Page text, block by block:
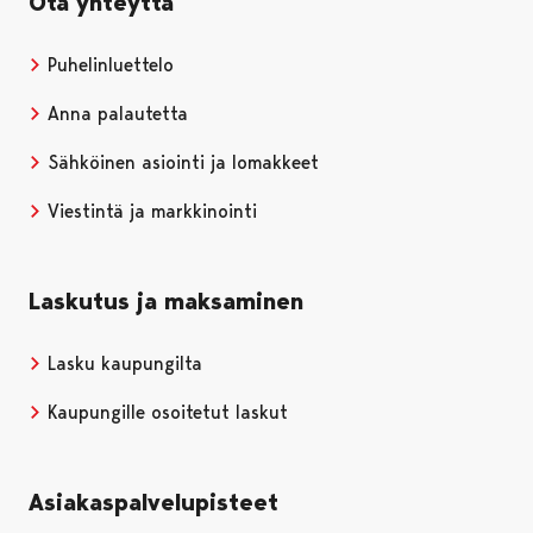
Puhelinluettelo
Anna palautetta
Sähköinen asiointi ja lomakkeet
Viestintä ja markkinointi
Laskutus ja maksaminen
Lasku kaupungilta
Kaupungille osoitetut laskut
Asiakaspalvelupisteet